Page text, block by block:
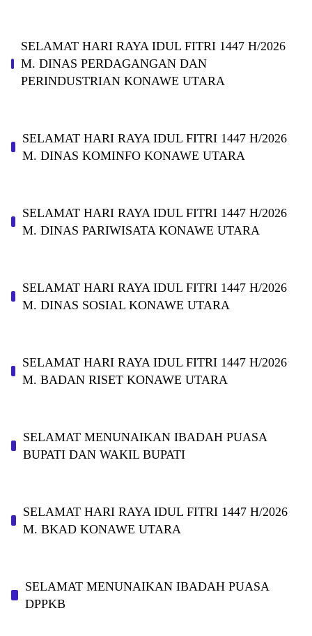
SELAMAT HARI RAYA IDUL FITRI 1447 H/2026
M. DINAS PERDAGANGAN DAN
PERINDUSTRIAN KONAWE UTARA
SELAMAT HARI RAYA IDUL FITRI 1447 H/2026
M. DINAS KOMINFO KONAWE UTARA
SELAMAT HARI RAYA IDUL FITRI 1447 H/2026
M. DINAS PARIWISATA KONAWE UTARA
SELAMAT HARI RAYA IDUL FITRI 1447 H/2026
M. DINAS SOSIAL KONAWE UTARA
SELAMAT HARI RAYA IDUL FITRI 1447 H/2026
M. BADAN RISET KONAWE UTARA
SELAMAT MENUNAIKAN IBADAH PUASA
BUPATI DAN WAKIL BUPATI
SELAMAT HARI RAYA IDUL FITRI 1447 H/2026
M. BKAD KONAWE UTARA
SELAMAT MENUNAIKAN IBADAH PUASA
DPPKB